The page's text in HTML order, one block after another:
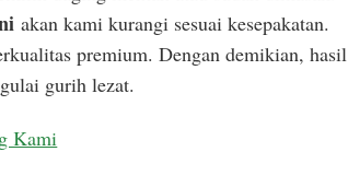
akan kami kurangi sesuai kesepakatan.
premium. Dengan demikian, hasil
gurih lezat.
Kami